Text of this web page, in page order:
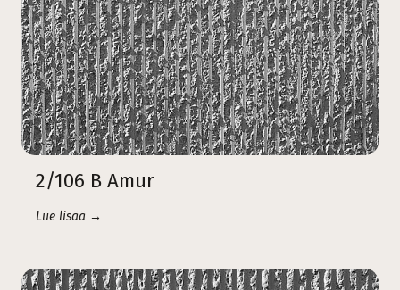
2/106 B Amur
Lue lisää →